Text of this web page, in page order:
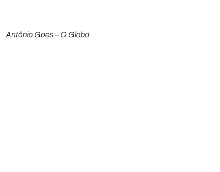
Antônio Goes – O Globo